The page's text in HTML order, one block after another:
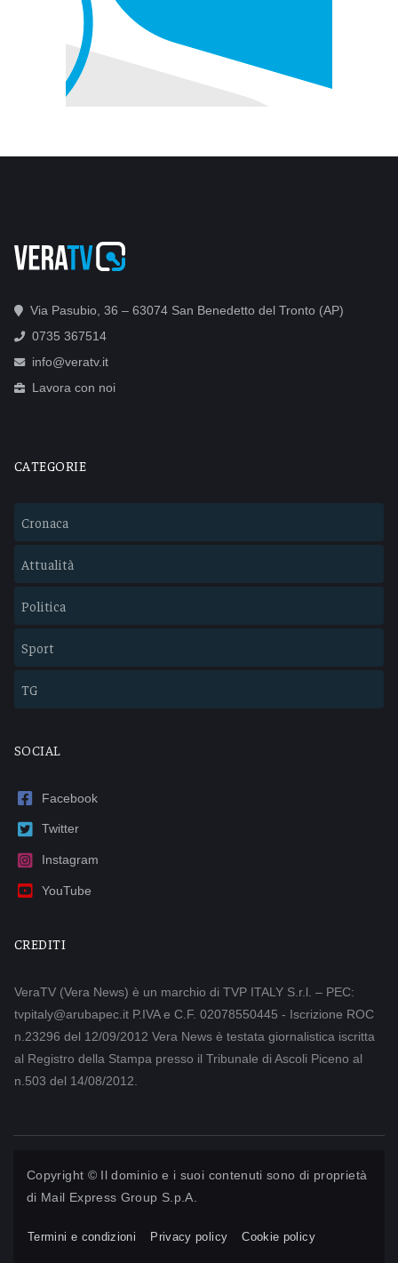
Via Pasubio, 36 – 63074 San Benedetto del Tronto (AP)
0735 367514
info@veratv.it
Lavora con noi
CATEGORIE
Cronaca
Attualità
Politica
Sport
TG
SOCIAL
Facebook
Twitter
Instagram
YouTube
CREDITI
VeraTV (Vera News) è un marchio di TVP ITALY S.r.l. – PEC:
tvpitaly@arubapec.it P.IVA e C.F. 02078550445 - Iscrizione ROC
n.23296 del 12/09/2012 Vera News è testata giornalistica iscritta
al Registro della Stampa presso il Tribunale di Ascoli Piceno al
n.503 del 14/08/2012.
Copyright © Il dominio e i suoi contenuti sono di proprietà
di Mail Express Group S.p.A.
Termini e condizioni Privacy policy Cookie policy